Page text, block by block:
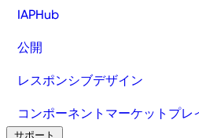
IAPHub
公開
レスポンシブデザイン
コンポーネントマーケットプレ